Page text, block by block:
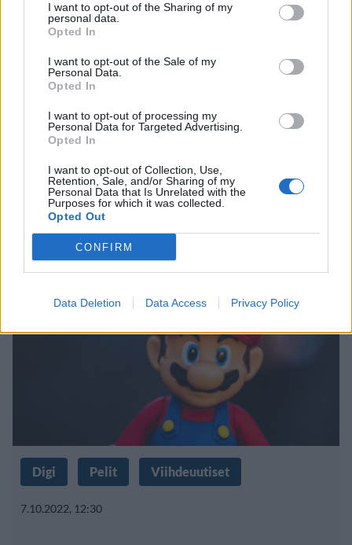
I want to opt-out of the Sharing of my
personal data.
Opted In
I want to opt-out of the Sale of my
Personal Data.
Opted In
I want to opt-out of processing my
Personal Data for Targeted Advertising.
Opted In
I want to opt-out of Collection, Use,
Retention, Sale, and/or Sharing of my
Personal Data that Is Unrelated with the
Purposes for which it was collected.
Opted Out
CONFIRM
Data Deletion Data Access Privacy Policy
12.1.2024, 9:00
Chris Pratt esitteli treeninsä
somessa – paljastui pian vitsiksi
Digi Pelit Viihdeuutiset
7.10.2022, 12:30